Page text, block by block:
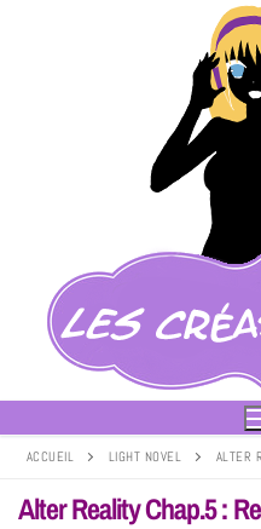
ACCUEIL LIGHT NOVEL ALTER
Alter Reality Chap.5 :